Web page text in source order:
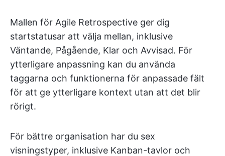
Mallen för Agile Retrospective ger dig
startstatusar att välja mellan, inklusive
Väntande, Pågående, Klar och Avvisad. För
ytterligare anpassning kan du använda
taggarna och funktionerna för anpassade fält
för att ge ytterligare kontext utan att det blir
rörigt.
För bättre organisation har du sex
visningstyper, inklusive Kanban-tavlor och